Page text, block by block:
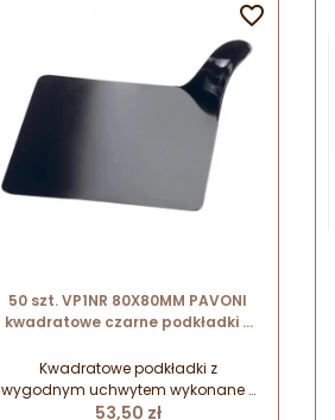
50 szt. VP1NR 80X80MM PAVONI
kwadratowe czarne podkładki z
monoporcji
Kwadratowe podkładki z
wygodnym uchwytem wykonane z
tworzywa przeznaczonego do
Cena
53,50 zł
